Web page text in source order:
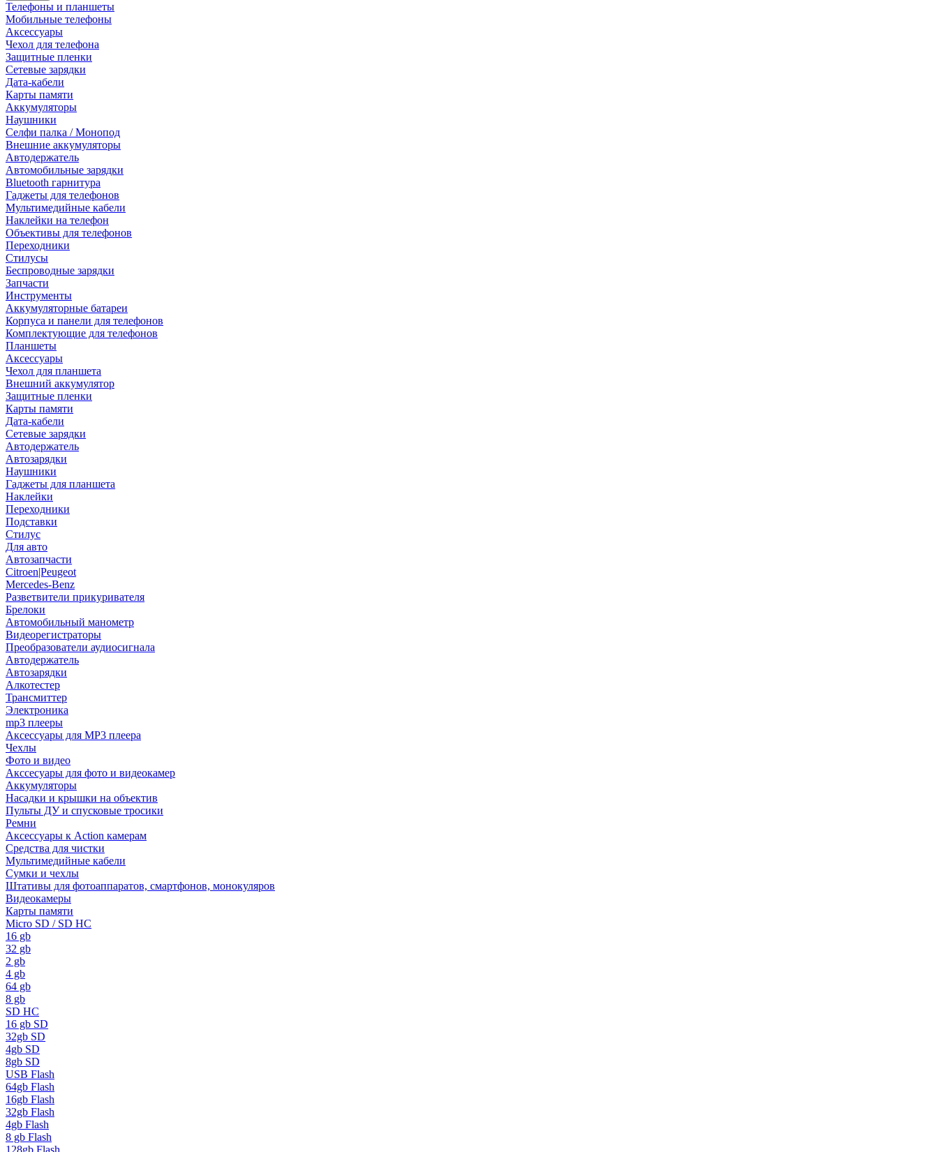
Телефоны и планшеты
Мобильные телефоны
Аксессуары
Чехол для телефона
Защитные пленки
Сетевые зарядки
Дата-кабели
Карты памяти
Аккумуляторы
Наушники
Селфи палка / Монопод
Внешние аккумуляторы
Автодержатель
Автомобильные зарядки
Bluetooth гарнитура
Гаджеты для телефонов
Мультимедийные кабели
Наклейки на телефон
Объективы для телефонов
Переходники
Стилусы
Беспроводные зарядки
Запчасти
Инструменты
Аккумуляторные батареи
Корпуса и панели для телефонов
Комплектующие для телефонов
Планшеты
Аксессуары
Чехол для планшета
Внешний аккумулятор
Защитные пленки
Карты памяти
Дата-кабели
Сетевые зарядки
Автодержатель
Автозарядки
Наушники
Гаджеты для планшета
Наклейки
Переходники
Подставки
Стилус
Для авто
Автозапчасти
Citroen|Peugeot
Mercedes-Benz
Разветвители прикуривателя
Брелоки
Автомобильный манометр
Видеорегистраторы
Преобразователи аудиосигнала
Автодержатель
Автозарядки
Алкотестер
Трансмиттер
Электроника
mp3 плееры
Аксессуары для MP3 плеера
Чехлы
Фото и видео
Акссесуары для фото и видеокамер
Аккумуляторы
Насадки и крышки на объектив
Пульты ДУ и спусковые тросики
Ремни
Аксессуары к Action камерам
Средства для чистки
Мультимедийные кабели
Сумки и чехлы
Штативы для фотоаппаратов, смартфонов, монокуляров
Видеокамеры
Карты памяти
Micro SD / SD HC
16 gb
32 gb
2 gb
4 gb
64 gb
8 gb
SD HC
16 gb SD
32gb SD
4gb SD
8gb SD
USB Flash
64gb Flash
16gb Flash
32gb Flash
4gb Flash
8 gb Flash
128gb Flash